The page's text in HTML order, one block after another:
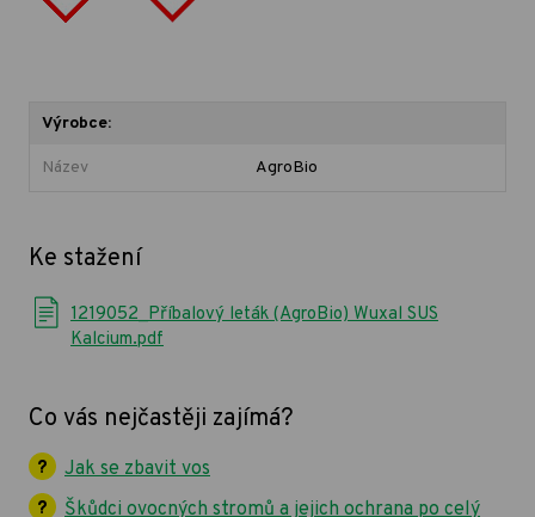
Výrobce:
Název AgroBio
Ke stažení
1219052_Příbalový leták (AgroBio) Wuxal SUS
Kalcium.pdf
Co vás nejčastěji zajímá?
Jak se zbavit vos
Škůdci ovocných stromů a jejich ochrana po celý